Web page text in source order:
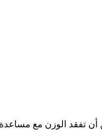
أن تفقد الوزن مع